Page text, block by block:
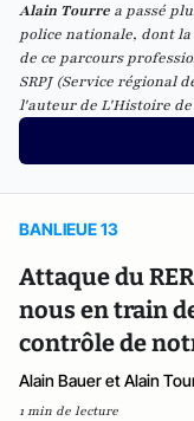
Alain Tourre a passé
police nationale, dont
de ce parcours
SRPJ (Service régional
l'auteur deL'Histoire de
BANLIEUE 13
Attaque du
nous en train
contrôle de
Alain Bauer et Alain
1 min de lecture